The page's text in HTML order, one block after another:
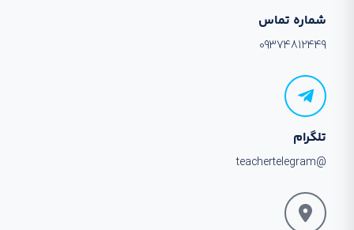
شماره تماس
09374812449
تلگرام
@teachertelegram